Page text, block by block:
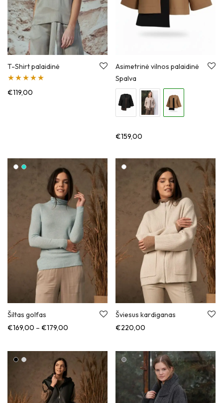
T-Shirt palaidinė
Įvertinimas:
€119,00
Asimetrinė vilnos palaidinė
Spalva
€159,00
Šiltas golfas
€169,00 – €179,00 Kainų diapazonas: nuo €169,00 iki €179,00
Šviesus kardiganas
€220,00